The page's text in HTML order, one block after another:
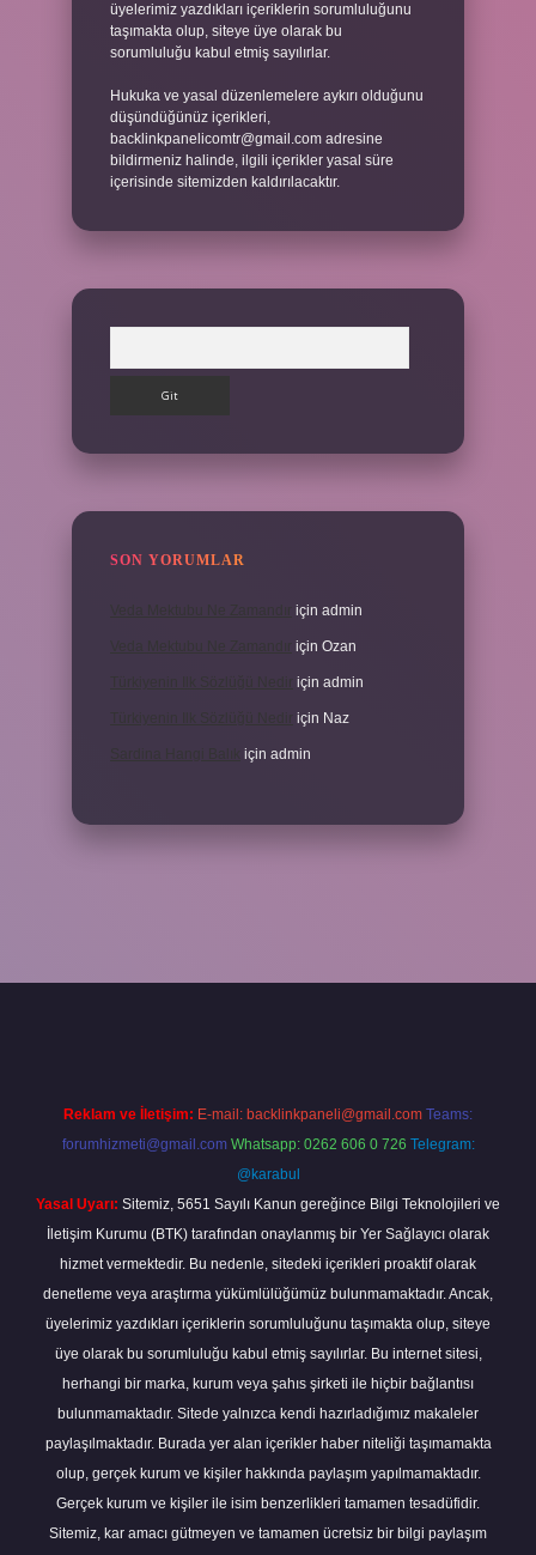
üyelerimiz yazdıkları içeriklerin sorumluluğunu
taşımakta olup, siteye üye olarak bu
sorumluluğu kabul etmiş sayılırlar.
Hukuka ve yasal düzenlemelere aykırı olduğunu
düşündüğünüz içerikleri,
backlinkpanelicomtr@gmail.com adresine
bildirmeniz halinde, ilgili içerikler yasal süre
içerisinde sitemizden kaldırılacaktır.
SON YORUMLAR
için admin
için Ozan
için admin
için Naz
için admin
Reklam ve İletişim: E-mail: backlinkpaneli@gmail.com Teams:
forumhizmeti@gmail.com Whatsapp: 0262 606 0 726 Telegram:
@karabul
Yasal Uyarı: Sitemiz, 5651 Sayılı Kanun gereğince Bilgi Teknolojileri ve
İletişim Kurumu (BTK) tarafından onaylanmış bir Yer Sağlayıcı olarak
hizmet vermektedir. Bu nedenle, sitedeki içerikleri proaktif olarak
denetleme veya araştırma yükümlülüğümüz bulunmamaktadır. Ancak,
üyelerimiz yazdıkları içeriklerin sorumluluğunu taşımakta olup, siteye
üye olarak bu sorumluluğu kabul etmiş sayılırlar. Bu internet sitesi,
herhangi bir marka, kurum veya şahıs şirketi ile hiçbir bağlantısı
bulunmamaktadır. Sitede yalnızca kendi hazırladığımız makaleler
paylaşılmaktadır. Burada yer alan içerikler haber niteliği taşımamakta
olup, gerçek kurum ve kişiler hakkında paylaşım yapılmamaktadır.
Gerçek kurum ve kişiler ile isim benzerlikleri tamamen tesadüfidir.
Sitemiz, kar amacı gütmeyen ve tamamen ücretsiz bir bilgi paylaşım